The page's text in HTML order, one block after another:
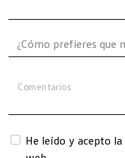
Comentarios
He leído y acepto la